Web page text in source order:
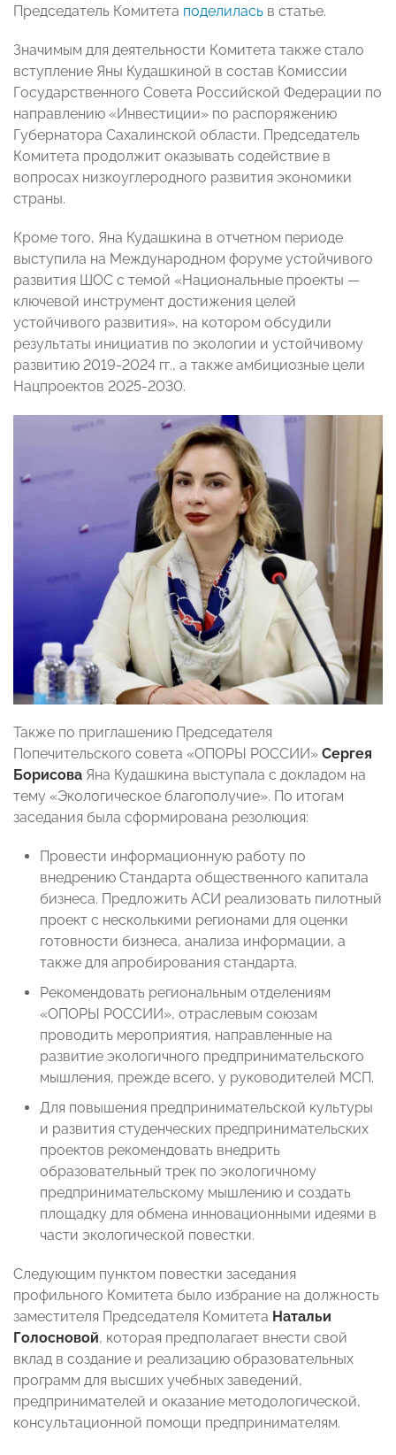
Председатель Комитета поделилась в статье.
Значимым для деятельности Комитета также стало
вступление Яны Кудашкиной в состав Комиссии
Государственного Совета Российской Федерации по
направлению «Инвестиции» по распоряжению
Губернатора Сахалинской области. Председатель
Комитета продолжит оказывать содействие в
вопросах низкоуглеродного развития экономики
страны.
Кроме того, Яна Кудашкина в отчетном периоде
выступила на Международном форуме устойчивого
развития ШОС с темой «Национальные проекты —
ключевой инструмент достижения целей
устойчивого развития», на котором обсудили
результаты инициатив по экологии и устойчивому
развитию 2019-2024 гг., а также амбициозные цели
Нацпроектов 2025-2030.
Также по приглашению Председателя
Попечительского совета «ОПОРЫ РОССИИ» Сергея
Борисова Яна Кудашкина выступала с докладом на
тему «Экологическое благополучие». По итогам
заседания была сформирована резолюция:
Провести информационную работу по
внедрению Стандарта общественного капитала
бизнеса. Предложить АСИ реализовать пилотный
проект с несколькими регионами для оценки
готовности бизнеса, анализа информации, а
также для апробирования стандарта.
Рекомендовать региональным отделениям
«ОПОРЫ РОССИИ», отраслевым союзам
проводить мероприятия, направленные на
развитие экологичного предпринимательского
мышления, прежде всего, у руководителей МСП.
Для повышения предпринимательской культуры
и развития студенческих предпринимательских
проектов рекомендовать внедрить
образовательный трек по экологичному
предпринимательскому мышлению и создать
площадку для обмена инновационными идеями в
части экологической повестки.
Следующим пунктом повестки заседания
профильного Комитета было избрание на должность
заместителя Председателя Комитета Натальи
Голосновой, которая предполагает внести свой
вклад в создание и реализацию образовательных
программ для высших учебных заведений,
предпринимателей и оказание методологической,
консультационной помощи предпринимателям.